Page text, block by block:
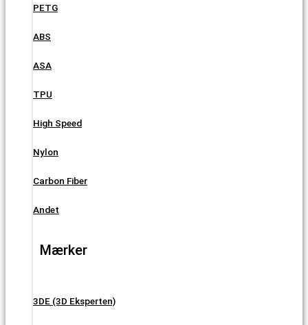
PETG
ABS
ASA
TPU
High Speed
Nylon
Carbon Fiber
Andet
Mærker
3DE (3D Eksperten)